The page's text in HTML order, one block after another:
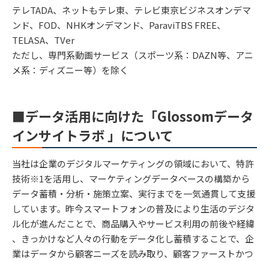
テレTADA、ネットもテレ東、テレビ東京ビジネスオンデマ
ンド、FOD、NHKオンデマンド、ParaviTBS FREE、
TELASA、TVer
ただし、専門系動画サービス（スポーツ系：DAZN等、アニ
メ系：ディズニー等）を除く
■データ活用に向けた「Glossomデータ
インサイトラボ 」について
当社は企業のデジタルマーケティングの領域において、特許
技術※1を活用し、マーケティングデータベースの構築から
データ蓄積・分析・施策立案、実行までを一気通貫して支援
しています。昨今スマートフォンの普及により生活のデジタ
ル化が進んだことで、商品購入やサービス利用の前後や経緯
、きっかけなど人々の行動をデータ化し蓄積することで、企
業はデータから顧客ニーズを読み取り、顧客ファーストかつ